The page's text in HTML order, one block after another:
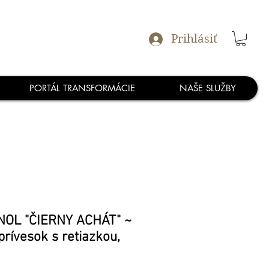
Prihlásiť
PORTÁL TRANSFORMÁCIE NAŠE SLUŽBY
"ČIERNY ACHÁT" ~
s retiazkou,